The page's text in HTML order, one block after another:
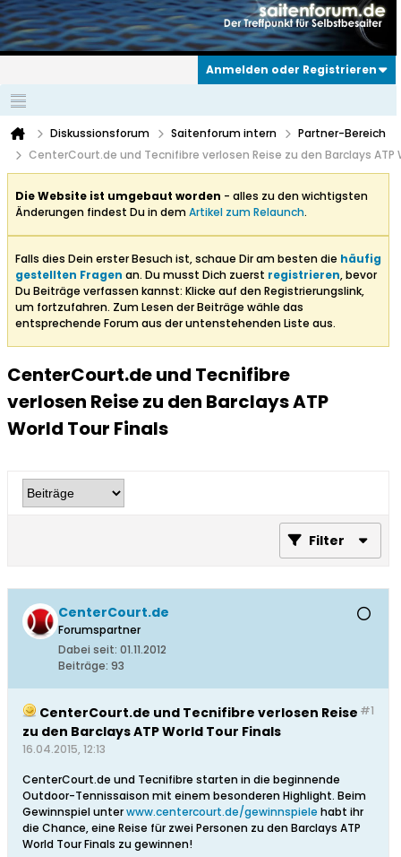
Anmelden oder Registrieren
Diskussionsforum Saitenforum intern
Partner-Bereich
CenterCourt.de und Tecnifibre verlosen Reise zu den Barclays ATP
Die Website ist umgebaut worden - alles zu den wichtigsten
Änderungen findest Du in demArtikel zum Relaunch.
Falls dies Dein erster Besuch ist, schaue Dir am besten die häufig
gestellten Fragen an. Du musst Dich zuerst registrieren, bevor
Du Beiträge verfassen kannst: Klicke auf den Registrierungslink,
um fortzufahren. Zum Lesen der Beiträge wähle das
entsprechende Forum aus der untenstehenden Liste aus.
CenterCourt.de und Tecnifibre
verlosen Reise zu den Barclays ATP
World Tour Finals
Filter
CenterCourt.de
Forumspartner
Dabei seit: 01.11.2012
Beiträge: 93
#1
CenterCourt.de und Tecnifibre verlosen Reise
zu den Barclays ATP World Tour Finals
16.04.2015, 12:13
CenterCourt.de und Tecnifibre starten in die beginnende
Outdoor-Tennissaison mit einem besonderen Highlight. Beim
Gewinnspiel unterwww.centercourt.de/gewinnspiele habt ihr
die Chance, eine Reise für zwei Personen zu den Barclays ATP
World Tour Finals zu gewinnen!